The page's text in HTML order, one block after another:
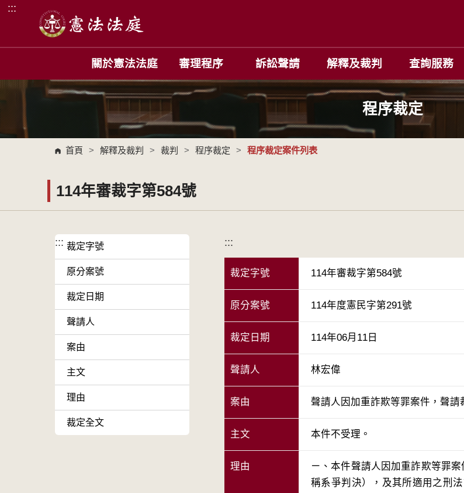
跳到主要內容區塊
:::
關於憲法法庭 審理程序 訴訟聲請 解釋及裁判 查詢服務
程序裁定
首頁 > 解釋及裁判 > 裁判 > 程序裁定 > 程序裁定案件列表
114年審裁字第584號
::: 裁定字號
原分案號
裁定日期
聲請人
案由
主文
理由
裁定全文
:::
裁定字號 114年審裁字第584號
原分案號 114年度憲民字第291號
裁定日期 114年06月11日
聲請人 林宏偉
案由 聲請人因加重詐欺等罪案件，聲請
主文 本件不受理。
理由
ㄧ、本件聲請人因加重詐欺等罪
稱系爭判決），及其所適用之刑